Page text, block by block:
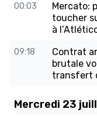
00:03
Mercato:
toucher
à
09:18
Contrat
brutale
transfert
Mercredi 23